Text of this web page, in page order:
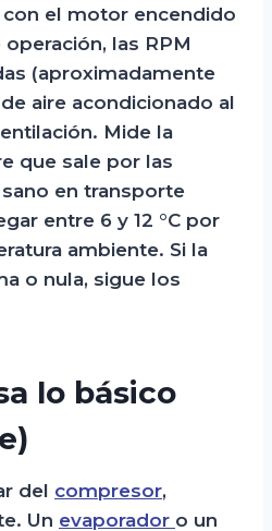
el motor encendido
las RPM
(aproximadamente
aire acondicionado al
Mide la
que sale por las
en transporte
entre 6 y 12 °C por
ambiente. Si la
o nula, sigue los
lo básico
del compresor,
Un evaporador o un